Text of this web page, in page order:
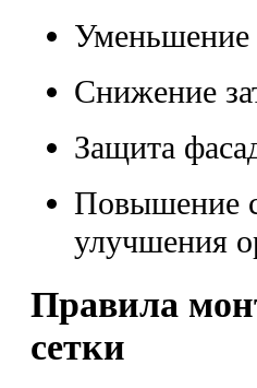
Уменьшение
Снижение
Защита
Повышение
улучшения
Правила
сетки